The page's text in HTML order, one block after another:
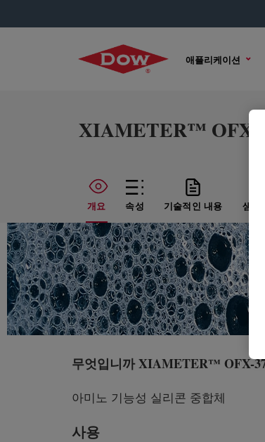
애플리케이션
XIAMETER™ OFX-
개요 속성 기술적인 내용 샘플
무엇입니까XIAMETER™ OFX-
아미노 기능성 실리콘 중합체
사용